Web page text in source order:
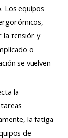
Los equipos
la tensión y
o
se vuelven
la
la fatiga
de